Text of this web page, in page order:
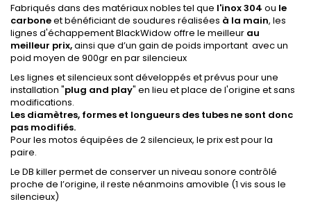
Fabriqués dans des matériaux nobles tel que l'inox 304 ou le
carboneet bénéficiant de soudures réalisées à la main, les
lignes d'échappement BlackWidow offre le meilleur au
meilleur prix,ainsi que d’un gain de poids important avec un
poid moyen de 900gr en par silencieux
Les lignes et silencieux sont développés et prévus pour une
installation "plug and play" en lieu et place de l'origine et sans
modifications.
Les diamètres, formes et longueurs des tubes ne sont donc
pas modifiés.
Pour les motos équipées de 2 silencieux, le prix est pour la
paire.
Le DB killer permet de conserver un niveau sonore contrôlé
proche de l’origine, il reste néanmoins amovible (1 vis sous le
silencieux)